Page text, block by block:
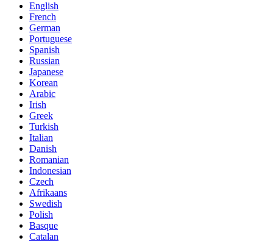
English
French
German
Portuguese
Spanish
Russian
Japanese
Korean
Arabic
Irish
Greek
Turkish
Italian
Danish
Romanian
Indonesian
Czech
Afrikaans
Swedish
Polish
Basque
Catalan